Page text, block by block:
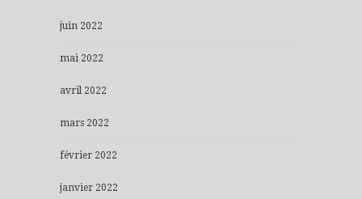
juin 2022
mai 2022
avril 2022
mars 2022
février 2022
janvier 2022